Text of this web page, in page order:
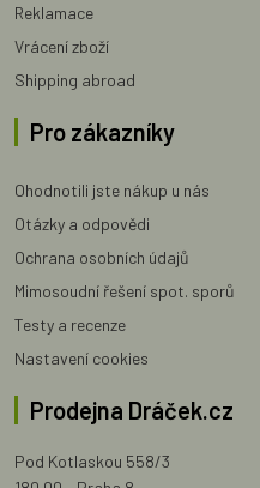
Reklamace
Vrácení zboží
Shipping abroad
Pro zákazníky
Ohodnotili jste nákup u nás
Otázky a odpovědi
Ochrana osobních údajů
Mimosoudní řešení spot. sporů
Testy a recenze
Nastavení cookies
Prodejna Dráček.cz
Pod Kotlaskou 558/3